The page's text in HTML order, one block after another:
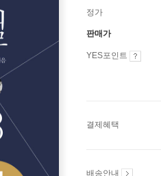
정가
판매가
YES포인트
결제혜택
배송안내